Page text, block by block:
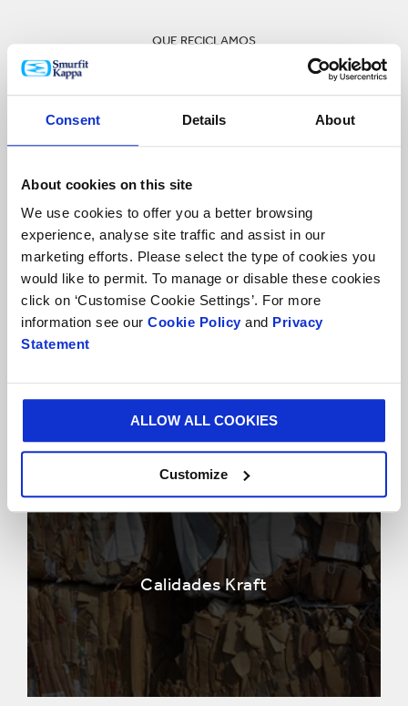
Consent Details About
About cookies on this site
We use cookies to offer you a better browsing
experience, analyse site traffic and assist in our
marketing efforts. Please select the type of cookies you
would like to permit. To manage or disable these cookies
click on ‘Customise Cookie Settings’. For more
information see our Cookie Policy and Privacy
Statement
ALLOW ALL COOKIES
Customize
QUE RECICLAMOS
Compramos y
recuperamos los
siguientes grados.
Calidades Kraft